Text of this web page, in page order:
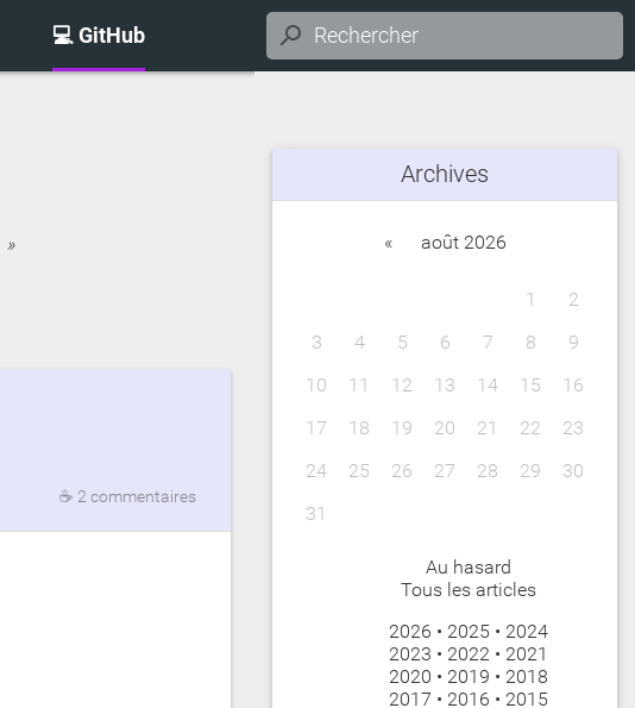
💻 GitHub
Archives
« août 2026
1
2
3
4 5 6 7 8
9
10
11 12 13 14 15
16
17
18 19 20 21 22
23
24
25 26 27 28 29
30
31
Au hasard
Tous les articles
2026 • 2025 • 2024
2023 • 2022 • 2021
2020 • 2019 • 2018
2017 • 2016 • 2015
☕ 2 commentaires